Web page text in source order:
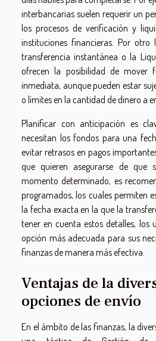
interbancarias suelen requerir un
los procesos de verificación y
instituciones financieras. Por otro
transferencia instantánea o la
ofrecen la posibilidad de mover
inmediata, aunque pueden estar
o límites en la cantidad de dinero a
Planificar con anticipación es
necesitan los fondos para una
evitar retrasos en pagos
que quieren asegurarse de que
momento determinado, es
programados, los cuales permiten
la fecha exacta en la que la
tener en cuenta estos detalles, los
opción más adecuada para sus
finanzas de manera más efectiva.
Ventajas de la
opciones de envío
En el ámbito de las finanzas, la